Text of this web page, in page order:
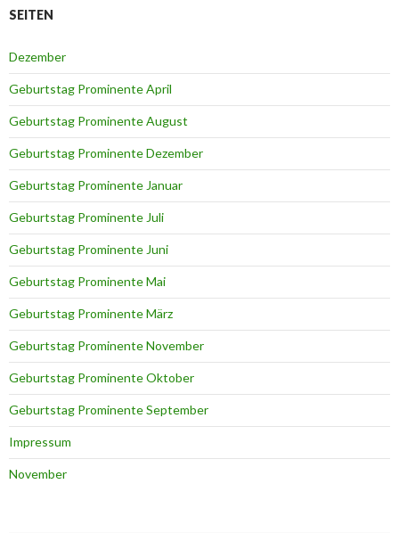
SEITEN
Dezember
Geburtstag Prominente April
Geburtstag Prominente August
Geburtstag Prominente Dezember
Geburtstag Prominente Januar
Geburtstag Prominente Juli
Geburtstag Prominente Juni
Geburtstag Prominente Mai
Geburtstag Prominente März
Geburtstag Prominente November
Geburtstag Prominente Oktober
Geburtstag Prominente September
Impressum
November